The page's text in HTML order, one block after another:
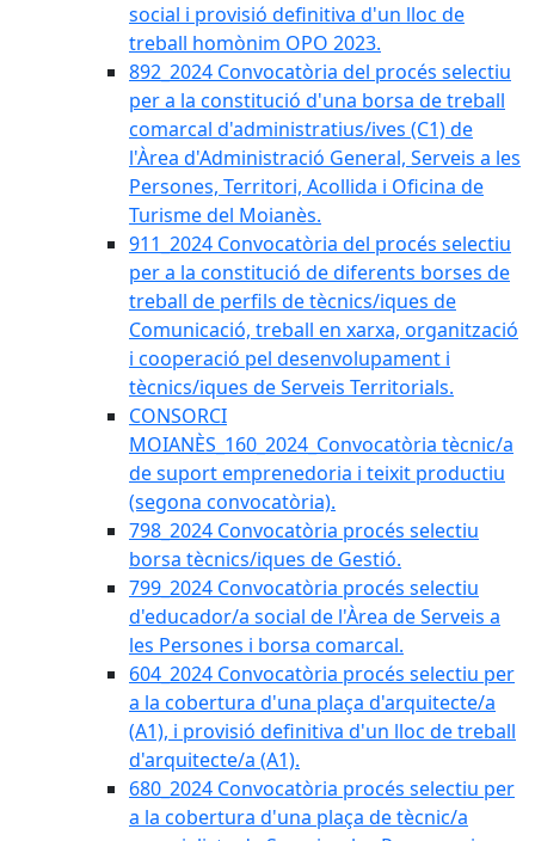
social i provisió definitiva d'un lloc de
treball homònim OPO 2023.
892_2024 Convocatòria del procés selectiu
per a la constitució d'una borsa de treball
comarcal d'administratius/ives (C1) de
l'Àrea d'Administració General, Serveis a les
Persones, Territori, Acollida i Oficina de
Turisme del Moianès.
911_2024 Convocatòria del procés selectiu
per a la constitució de diferents borses de
treball de perfils de tècnics/iques de
Comunicació, treball en xarxa, organització
i cooperació pel desenvolupament i
tècnics/iques de Serveis Territorials.
CONSORCI
MOIANÈS_160_2024_Convocatòria tècnic/a
de suport emprenedoria i teixit productiu
(segona convocatòria).
798_2024 Convocatòria procés selectiu
borsa tècnics/iques de Gestió.
799_2024 Convocatòria procés selectiu
d'educador/a social de l'Àrea de Serveis a
les Persones i borsa comarcal.
604_2024 Convocatòria procés selectiu per
a la cobertura d'una plaça d'arquitecte/a
(A1), i provisió definitiva d'un lloc de treball
d'arquitecte/a (A1).
680_2024 Convocatòria procés selectiu per
a la cobertura d'una plaça de tècnic/a